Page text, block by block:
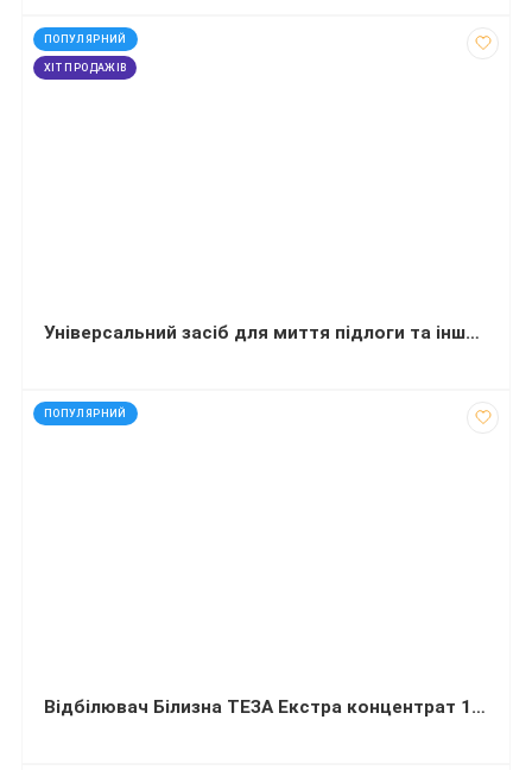
ПОПУЛЯРНИЙ
ХІТ ПРОДАЖІВ
код: 13605
Універсальний засіб для миття підлоги та інших поверхонь Balu Uno Blu sky 5 л
ПОПУЛЯРНИЙ
код: 35123
Відбілювач Білизна ТЕЗА Екстра концентрат 1000 мл